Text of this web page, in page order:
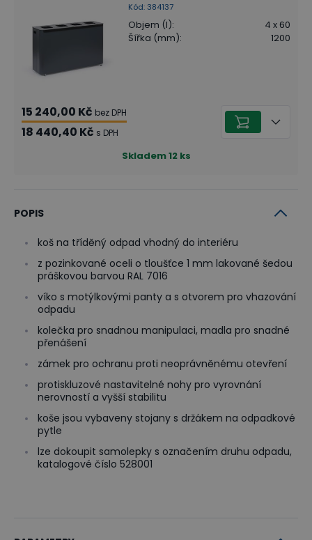
Kód: 384137
Objem (l):
4 x 60
Šířka (mm): 1200
15 240,00 Kč bez DPH
18 440,40 Kč s DPH
Skladem12 ks
POPIS
koš na tříděný odpad vhodný do interiéru
z pozinkované oceli o tloušťce 1 mm lakované šedou
práškovou barvou RAL 7016
víko s motýlkovými panty a s otvorem pro vhazování
odpadu
kolečka pro snadnou manipulaci, madla pro snadné
přenášení
zámek pro ochranu proti neoprávněnému otevření
protiskluzové nastavitelné nohy pro vyrovnání
nerovností a vyšší stabilitu
koše jsou vybaveny stojany s držákem na odpadkové
pytle
lze dokoupit samolepky s označením druhu odpadu,
katalogové číslo 528001